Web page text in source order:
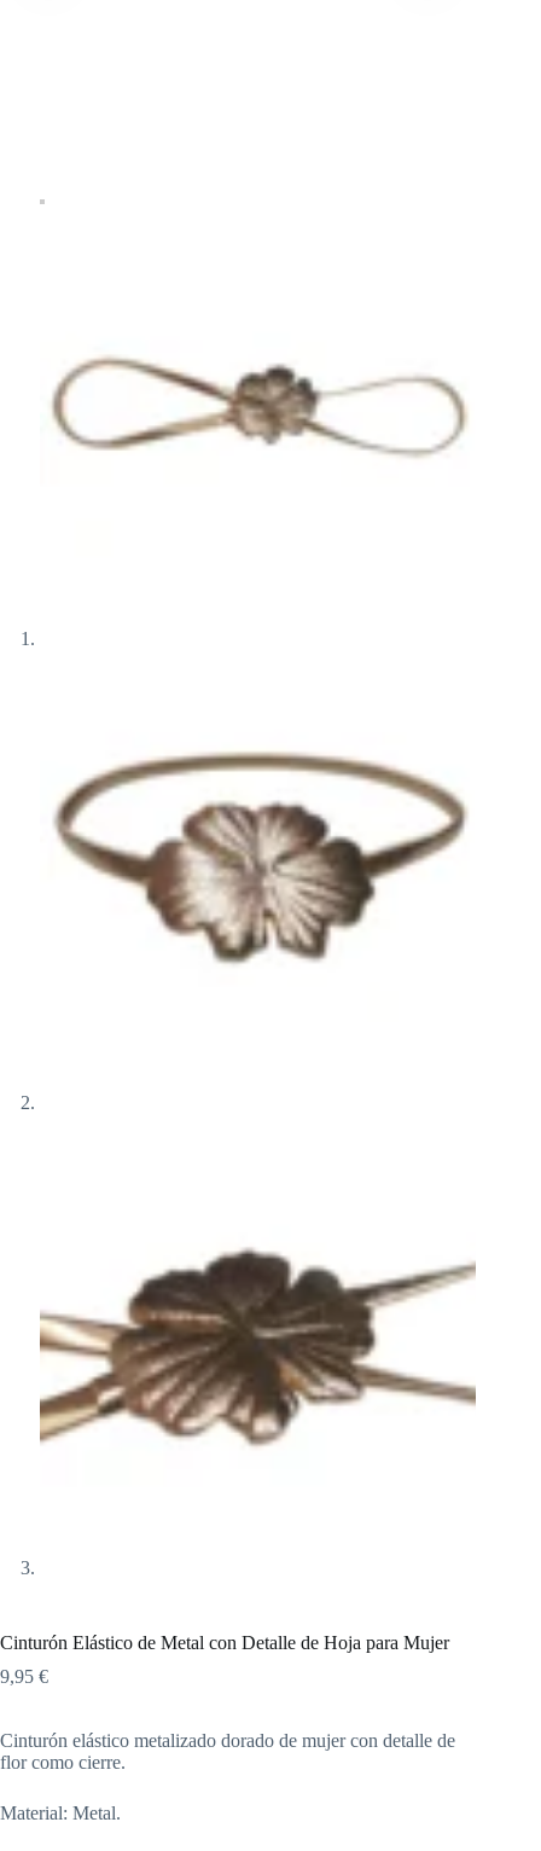
Cinturón Elástico de Metal con Detalle de Hoja para Mujer
9,95 €
Cinturón elástico metalizado dorado de mujer con detalle de
flor como cierre.
Material: Metal.